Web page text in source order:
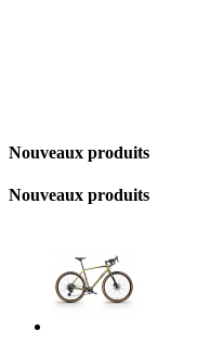
Nouveaux produits
Nouveaux produits